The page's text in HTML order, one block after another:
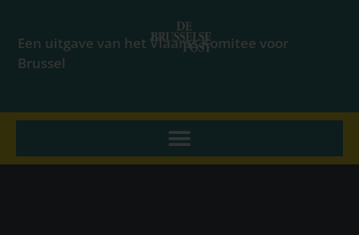
Een uitgave van het Vlaams Komitee voor
Brussel